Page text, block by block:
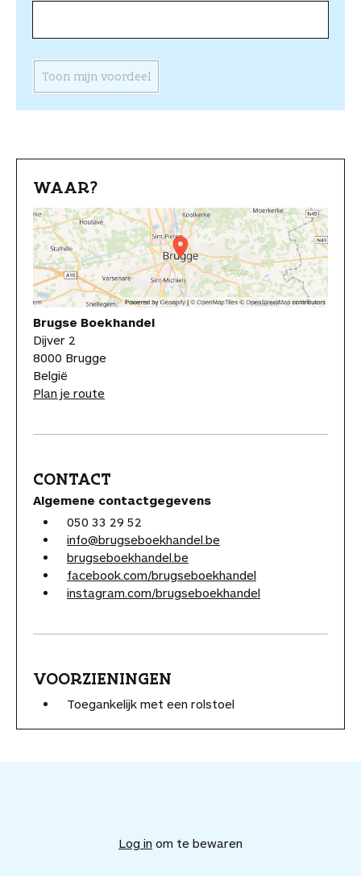
Toon mijn voordeel
WAAR?
Brugse Boekhandel
Dijver 2
8000 Brugge
België
Plan je route
CONTACT
Algemene contactgegevens
050 33 29 52
info@brugseboekhandel.be
brugseboekhandel.be
facebook.com/brugseboekhandel
instagram.com/brugseboekhandel
VOORZIENINGEN
Toegankelijk met een rolstoel
g
Log in om te bewaren